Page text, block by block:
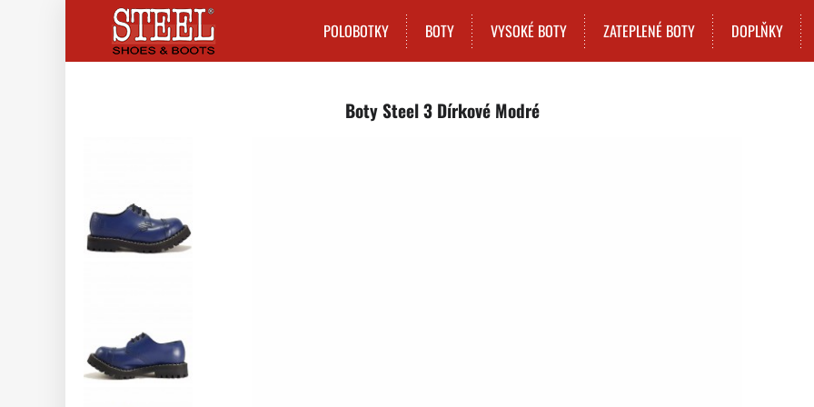
POLOBOTKY BOTY VYSOKÉ BOTY ZATEPLENÉ BOTY DOPLŇKY
Boty Steel 3 Dírkové Modré